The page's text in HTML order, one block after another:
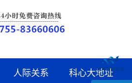
人际关系 科心大地址